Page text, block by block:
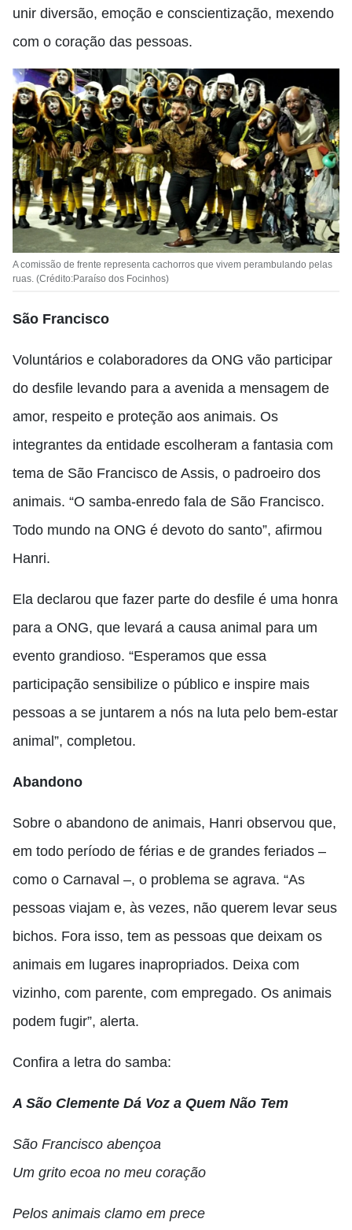
unir diversão, emoção e conscientização, mexendo
com o coração das pessoas.
A comissão de frente representa cachorros que vivem perambulando pelas
ruas. (Crédito:Paraíso dos Focinhos)
São Francisco
Voluntários e colaboradores da ONG vão participar
do desfile levando para a avenida a mensagem de
amor, respeito e proteção aos animais. Os
integrantes da entidade escolheram a fantasia com
tema de São Francisco de Assis, o padroeiro dos
animais. “O samba-enredo fala de São Francisco.
Todo mundo na ONG é devoto do santo”, afirmou
Hanri.
Ela declarou que fazer parte do desfile é uma honra
para a ONG, que levará a causa animal para um
evento grandioso. “Esperamos que essa
participação sensibilize o público e inspire mais
pessoas a se juntarem a nós na luta pelo bem-estar
animal”, completou.
Abandono
Sobre o abandono de animais, Hanri observou que,
em todo período de férias e de grandes feriados –
como o Carnaval –, o problema se agrava. “As
pessoas viajam e, às vezes, não querem levar seus
bichos. Fora isso, tem as pessoas que deixam os
animais em lugares inapropriados. Deixa com
vizinho, com parente, com empregado. Os animais
podem fugir”, alerta.
Confira a letra do samba:
A São Clemente Dá Voz a Quem Não Tem
São Francisco abençoa
Um grito ecoa no meu coração
Pelos animais clamo em prece